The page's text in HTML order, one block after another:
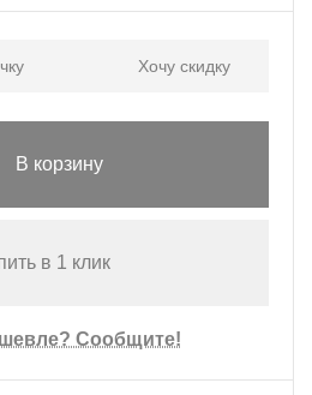
Хочу скидку
В корзину
в 1 клик
Сообщите!